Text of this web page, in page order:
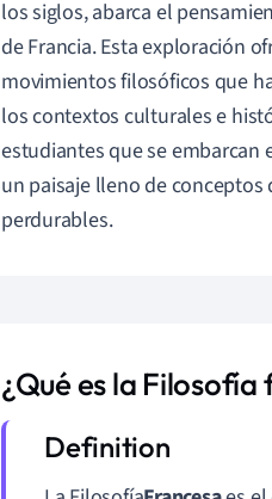
los siglos, abarca el
de Francia. Esta exploración
movimientos filosóficos que
los contextos culturales e
estudiantes que se embarcan
un paisaje lleno de
perdurables.
¿Qué es la Filosofía